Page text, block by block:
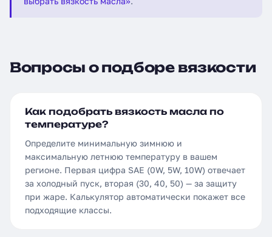
Вопросы о подборе вязкости
Как подобрать вязкость масла по
температуре?
Определите минимальную зимнюю и
максимальную летнюю температуру в вашем
регионе. Первая цифра SAE (0W, 5W, 10W) отвечает
за холодный пуск, вторая (30, 40, 50) — за защиту
при жаре. Калькулятор автоматически покажет все
подходящие классы.